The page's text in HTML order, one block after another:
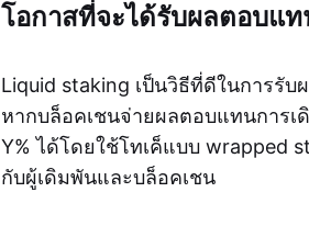
โอกาสที่จะได้รับผลตอบแ
Liquid staking เป็นวิธีที่ดีในการรับ
หากบล็อคเชนจ่ายผลตอบแทนการ
Y% ได้โดยใช้โทเค็แบบ wrapped
กับผู้เดิมพันและบล็อคเชน